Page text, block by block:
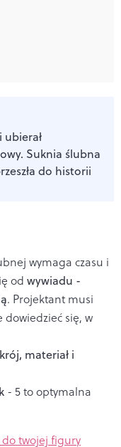
Suknia ślubna
do historii
wymaga czasu i
od wywiadu -
. Projektant musi
dowiedzieć się, w
materiał i
- 5 to optymalna
twojej figury